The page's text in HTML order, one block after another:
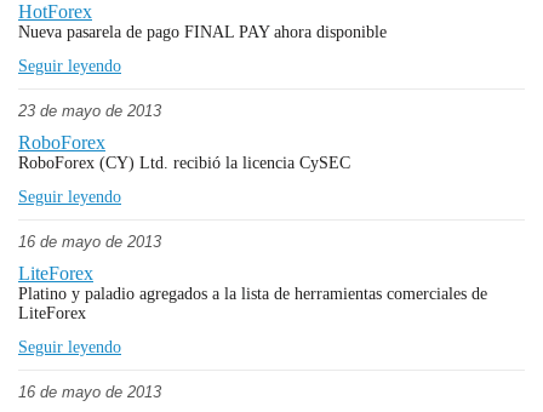
HotForex
Nueva pasarela de pago FINAL PAY ahora disponible
Seguir leyendo
23 de mayo de 2013
RoboForex
RoboForex (CY) Ltd. recibió la licencia CySEC
Seguir leyendo
16 de mayo de 2013
LiteForex
Platino y paladio agregados a la lista de herramientas comerciales de
LiteForex
Seguir leyendo
16 de mayo de 2013